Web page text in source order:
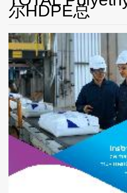
尔HDPE总